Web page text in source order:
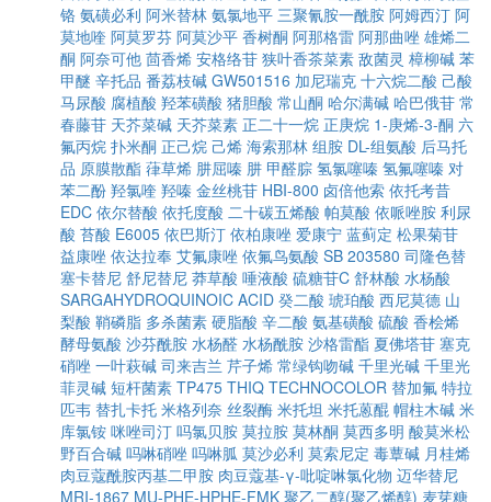
铬 氨磺必利 阿米替林 氨氯地平 三聚氰胺一酰胺 阿姆西汀 阿
莫地喹 阿莫罗芬 阿莫沙平 香树酮 阿那格雷 阿那曲唑 雄烯二
酮 阿奈可他 茴香烯 安格络苷 狭叶香茶菜素 敌菌灵 樟柳碱 苯
甲醚 辛托品 番荔枝碱 GW501516 加尼瑞克 十六烷二酸 己酸
马尿酸 腐植酸 羟苯磺酸 猪胆酸 常山酮 哈尔满碱 哈巴俄苷 常
春藤苷 天芥菜碱 天芥菜素 正二十一烷 正庚烷 1-庚烯-3-酮 六
氟丙烷 扑米酮 正己烷 己烯 海索那林 组胺 DL-组氨酸 后马托
品 原膜散酯 葎草烯 肼屈嗪 肼 甲醛腙 氢氯噻嗪 氢氟噻嗪 对
苯二酚 羟氯喹 羟嗪 金丝桃苷 HBI-800 卤倍他索 依托考昔
EDC 依尔替酸 依托度酸 二十碳五烯酸 帕莫酸 依哌唑胺 利尿
酸 苔酸 E6005 依巴斯汀 依柏康唑 爱康宁 蓝蓟定 松果菊苷
益康唑 依达拉奉 艾氟康唑 依氟鸟氨酸 SB 203580 司隆色替
塞卡替尼 舒尼替尼 莽草酸 唾液酸 硫糖苷C 舒林酸 水杨酸
SARGAHYDROQUINOIC ACID 癸二酸 琥珀酸 西尼莫德 山
梨酸 鞘磷脂 多杀菌素 硬脂酸 辛二酸 氨基磺酸 硫酸 香桧烯
酵母氨酸 沙芬酰胺 水杨醛 水杨酰胺 沙格雷酯 夏佛塔苷 塞克
硝唑 一叶萩碱 司来吉兰 芹子烯 常绿钩吻碱 千里光碱 千里光
菲灵碱 短杆菌素 TP475 THIQ TECHNOCOLOR 替加氟 特拉
匹韦 替扎卡托 米格列奈 丝裂酶 米托坦 米托蒽醌 帽柱木碱 米
库氯铵 咪唑司汀 吗氯贝胺 莫拉胺 莫林酮 莫西多明 酸莫米松
野百合碱 吗啉硝唑 吗啉胍 莫沙必利 莫索尼定 毒蕈碱 月桂烯
肉豆蔻酰胺丙基二甲胺 肉豆蔻基-γ-吡啶啉氯化物 迈华替尼
MRI-1867 MU-PHE-HPHE-FMK 聚乙二醇(聚乙烯醇) 麦芽糖